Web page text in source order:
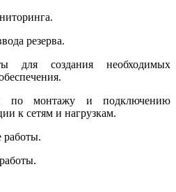
резерва.
создания необходимых
по монтажу и подключению
к сетям и нагрузкам.
работы.